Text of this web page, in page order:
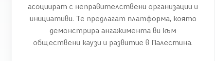
асоциират с неправителствени организации и
инициативи. Те предлагат платформа, която
демонстрира ангажимента ви към
обществени каузи и развитие в Палестина.